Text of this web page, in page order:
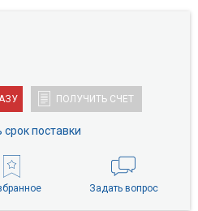
ПОЛУЧИТЬ СЧЕТ
срок поставки
Задать вопрос